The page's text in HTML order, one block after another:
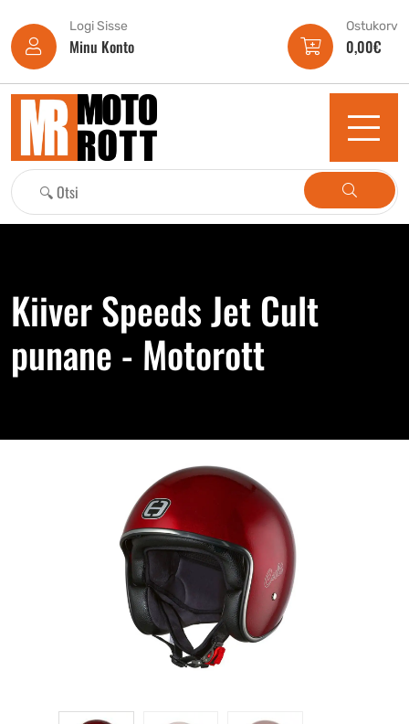
Logi Sisse
Minu Konto
Ostukorv
0,00€
Kiiver Speeds Jet Cult
punane - Motorott